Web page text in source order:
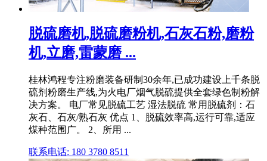
脱硫磨机,脱硫磨粉机,石灰石粉,磨粉
机,立磨,雷蒙磨 ...
桂林鸿程专注粉磨装备研制30余年,已成功建设上千条脱
硫剂粉磨生产线,为火电厂烟气脱硫提供全套绿色制粉解
决方案。 电厂常见脱硫工艺 湿法脱硫 常用脱硫剂：石
灰石、石灰/熟石灰 优点 1、脱硫效率高,运行可靠,适应
煤种范围广。 2、所用 ...
联系电话: 180 3780 8511